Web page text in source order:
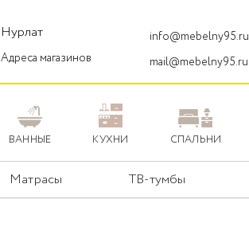
Нурлат
Адреса магазинов
info@mebelny95.ru
mail@mebelny95.ru
ВАННЫЕ КУХНИ СПАЛЬНИ
Матрасы ТВ-тумбы